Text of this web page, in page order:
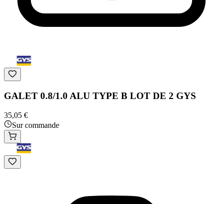
GALET 0.8/1.0 ALU TYPE B LOT DE 2 GYS
35,05 €
Sur commande